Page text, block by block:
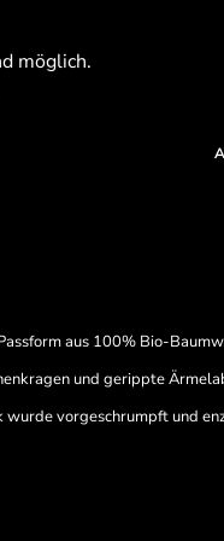
möglich.
aus 100% Bio-
und gerippte
wurde vorgeschrumpft und